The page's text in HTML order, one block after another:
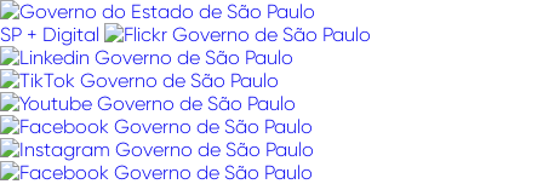
Pular
para
o
conteúdo
SP + Digital